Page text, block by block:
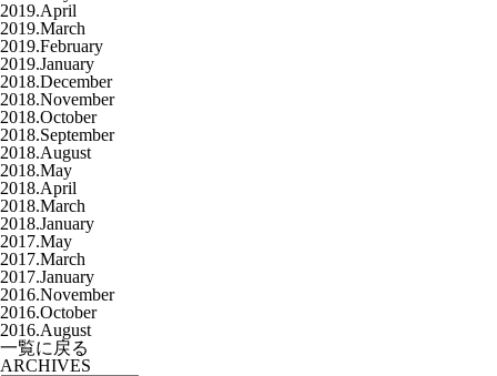
2019.April
2019.March
2019.February
2019.January
2018.December
2018.November
2018.October
2018.September
2018.August
2018.May
2018.April
2018.March
2018.January
2017.May
2017.March
2017.January
2016.November
2016.October
2016.August
一覧に戻る
ARCHIVES